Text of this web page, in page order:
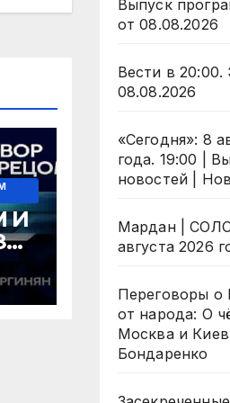
И
Выпуск
от 08.08.2026
Вести в 20:00.
08.08.2026
«Сегодня»: 8
года. 19:00 |
новостей |
Мардан |
августа 2026
Переговоры
от народа: О
Москва и
Бондаренко